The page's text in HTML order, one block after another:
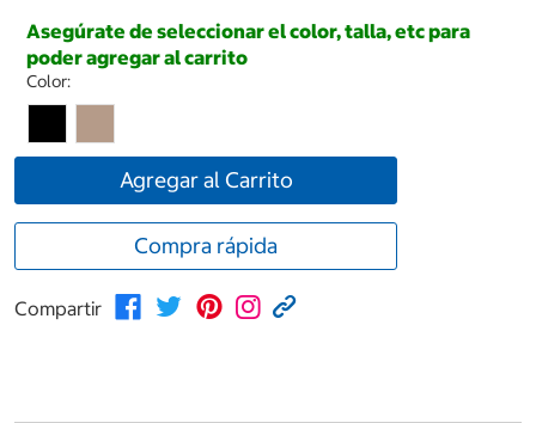
Asegúrate de seleccionar el color, talla, etc para
poder agregar al carrito
Color:
Agregar al Carrito
Compra rápida
Compartir